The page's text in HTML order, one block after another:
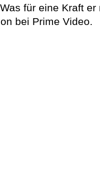
für eine Kraft
bei Prime Video.